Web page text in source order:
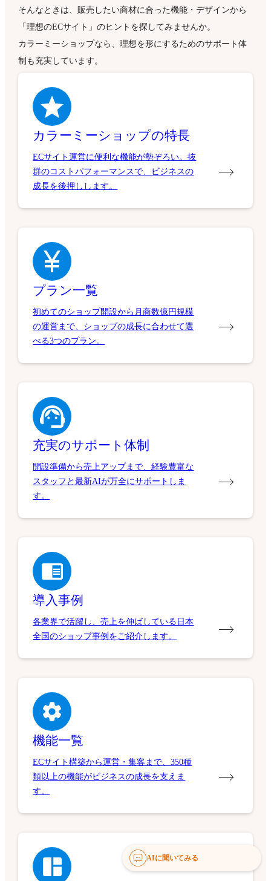
そんなときは、販売したい商材に合った機能・デザインから
「理想のECサイト」のヒントを探してみませんか。
カラーミーショップなら、理想を形にするためのサポート体
制も充実しています。
カラーミーショップの特長
ECサイト運営に便利な機能が勢ぞろい。抜
群のコストパフォーマンスで、ビジネスの
成長を後押しします。
プラン一覧
初めてのショップ開設から月商数億円規模
の運営まで、ショップの成長に合わせて選
べる3つのプラン。
充実のサポート体制
開設準備から売上アップまで、経験豊富な
スタッフと最新AIが万全にサポートしま
す。
導入事例
各業界で活躍し、売上を伸ばしている日本
全国のショップ事例をご紹介します。
機能一覧
ECサイト構築から運営・集客まで、350種
類以上の機能がビジネスの成長を支えま
す。
AIに聞いてみる